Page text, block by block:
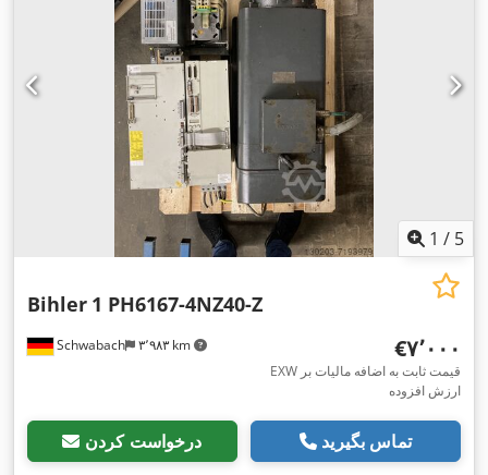
1 / 5
Schwabach ۳٬۹۸۳ km
Bihler 1 PH6167-4NZ40-Z
‎€۷٬۰۰۰
EXW قیمت ثابت به اضافه مالیات بر
ارزش افزوده
درخواست کردن تماس بگیرید